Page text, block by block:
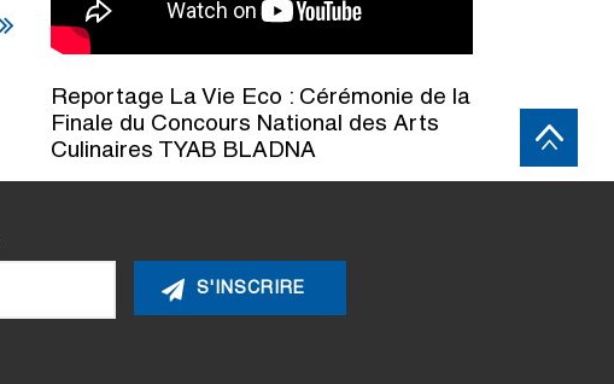
Reportage La Vie Eco : Cérémonie de la
Finale du Concours National des Arts
Culinaires TYAB BLADNA